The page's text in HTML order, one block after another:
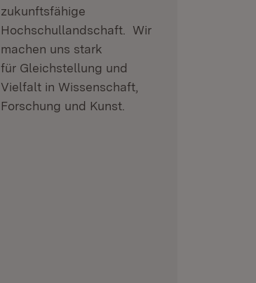
zukunftsfähige
Hochschullandschaft. Wir
machen uns stark
für Gleichstellung und
Vielfalt in Wissenschaft,
Forschung und Kunst.